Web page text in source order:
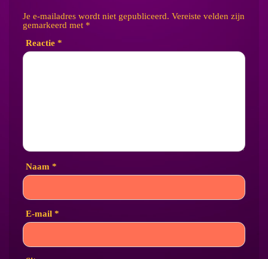
Je e-mailadres wordt niet gepubliceerd. Vereiste velden zijn
gemarkeerd met *
Reactie *
Naam *
E-mail *